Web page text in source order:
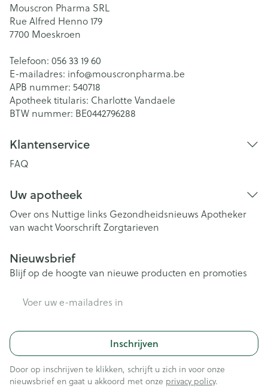
Mouscron Pharma SRL
Rue Alfred Henno 179
7700 Moeskroen
Telefoon: 056 33 19 60
E-mailadres: info@mouscronpharma.be
APB nummer: 540718
Apotheek titularis: Charlotte Vandaele
BTW nummer: BE0442796288
Klantenservice
FAQ
Uw apotheek
Over ons Nuttige links Gezondheidsnieuws Apotheker
van wachtVoorschriftZorgtarieven
Nieuwsbrief
Blijf op de hoogte van nieuwe producten en promoties
Inschrijven
Door op inschrijven te klikken, schrijft u zich in voor onze
nieuwsbrief en gaat u akkoord met onze privacy policy.